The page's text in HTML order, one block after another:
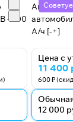
- 100
А/ч [-+]
Цена с
11 400
600 ₽
12 000